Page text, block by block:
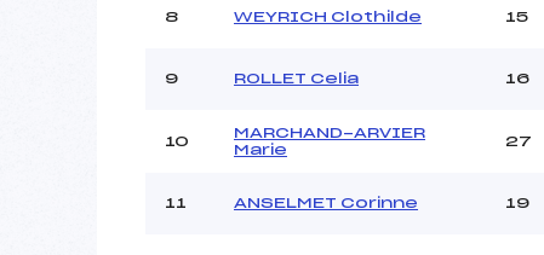
Pénalité appliquée :
8 WEYRICH Clothilde 15
9 ROLLET Celia 16
10
MARCHAND-ARVIER
Marie
27
11 ANSELMET Corinne 19